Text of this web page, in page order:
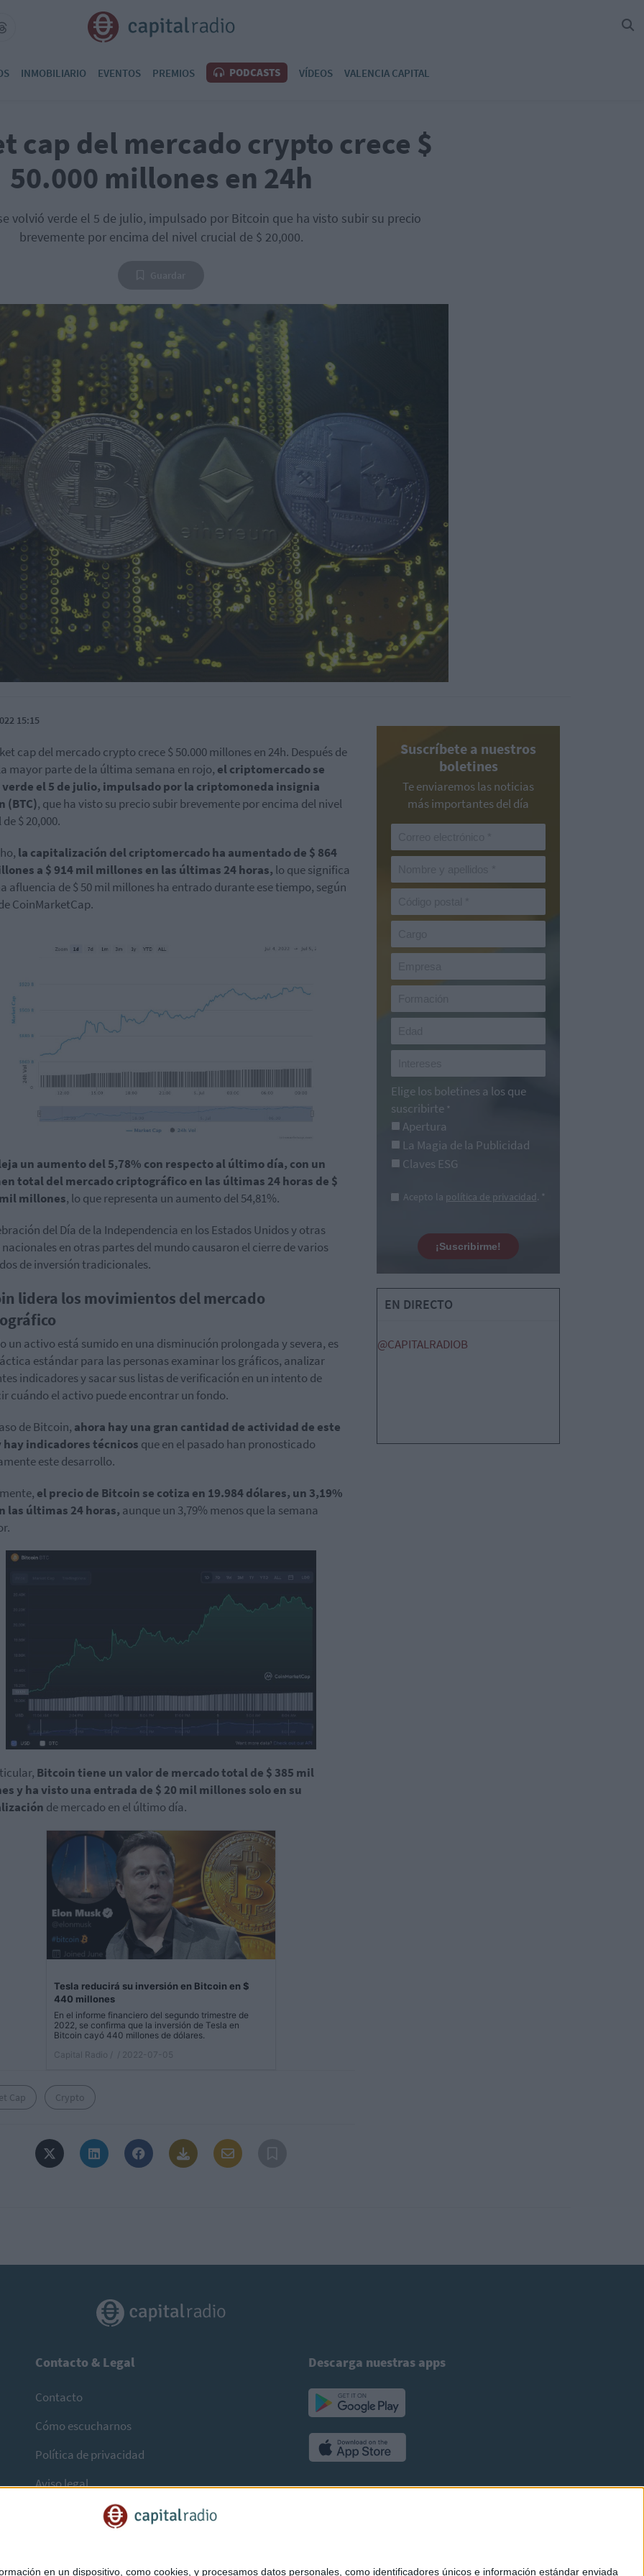
en un dispositivo, como cookies, y procesamos datos personales, como identificadores únicos e información estándar enviada
INMOBILIARIO EVENTOS PREMIOS PODCASTS VÍDEOS VALENCIA CAPITAL
cap del mercado crypto crece $
50.000 millones en 24h
volvió verde el 5 de julio, impulsado por Bitcoin que ha visto subir su precio
brevemente por encima del nivel crucial de $ 20,000.
15:15
cap del mercado crypto crece $ 50.000 millones en 24h. Después de
mayor parte de la última semana en rojo, el criptomercado se
el 5 de julio, impulsado por la criptomoneda insignia
(BTC), que ha visto su precio subir brevemente por encima del nivel
$ 20,000.
la capitalización del criptomercado ha aumentado de $ 864
a $ 914 mil millones en las últimas 24 horas, lo que significa
afluencia de $ 50 mil millones ha entrado durante ese tiempo, según
CoinMarketCap.
un aumento del 5,78% con respecto al último día, con un
total del mercado criptográfico en las últimas 24 horas de $
millones, lo que representa un aumento del 54,81%.
del Día de la Independencia en los Estados Unidos y otras
en otras partes del mundo causaron el cierre de varios
de inversión tradicionales.
lidera los movimientos del mercado
un activo está sumido en una disminución prolongada y severa, es
estándar para las personas examinar los gráficos, analizar
indicadores y sacar sus listas de verificación en un intento de
cuándo el activo puede encontrar un fondo.
de Bitcoin, ahora hay una gran cantidad de actividad de este
indicadores técnicos que en el pasado han pronosticado
este desarrollo.
el precio de Bitcoin se cotiza en 19.984 dólares, un 3,19%
las últimas 24 horas, aunque un 3,79% menos que la semana
Bitcoin tiene un valor de mercado total de $ 385 mil
y ha visto una entrada de $ 20 mil millones solo en su
de mercado en el último día.
Tesla reducirá su inversión en Bitcoin en $
440 millones
En el informe financiero del segundo trimestre de
2022, se confirma que la inversión de Tesla en
Bitcoin cayó 440 millones de dólares.
Capital Radio /
/ 2022-07-05
Cap Crypto
Suscríbete a nuestros
boletines
Te enviaremos las noticias
más importantes del día
Elige los boletines a los que
suscribirte *
Apertura
La Magia de la Publicidad
Claves ESG
Acepto la política de privacidad. *
¡Suscribirme!
EN DIRECTO
@CAPITALRADIOB
Contacto & Legal
Contacto
Cómo escucharnos
Política de privacidad
Aviso legal
Descarga nuestras apps